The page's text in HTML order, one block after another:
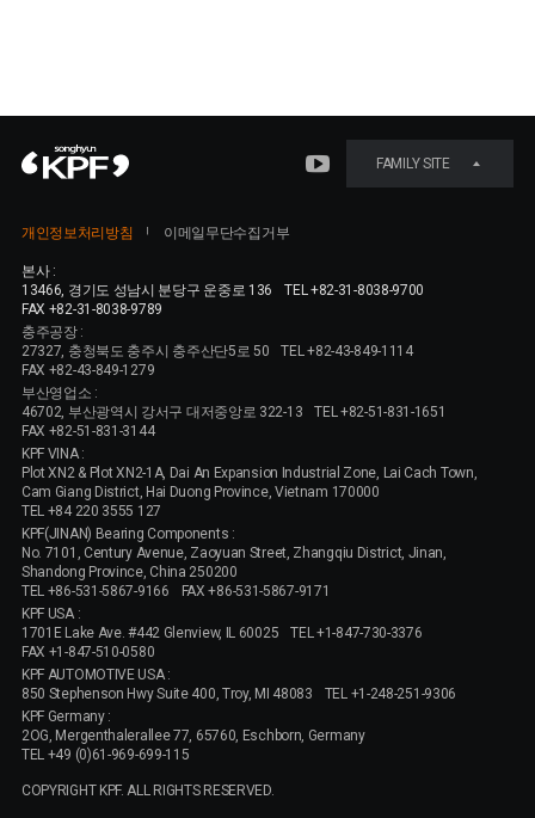
개인정보처리방침 이메일무단수집거부
본사 :
13466, 경기도 성남시 분당구 운중로 136
TEL +82-31-8038-9700
FAX +82-31-8038-9789
충주공장 :
27327, 충청북도 충주시 충주산단5로 50
TEL +82-43-849-1114
FAX +82-43-849-1279
부산영업소 :
46702, 부산광역시 강서구 대저중앙로 322-13
TEL +82-51-831-1651
FAX +82-51-831-3144
KPF VINA :
Plot XN2 & Plot XN2-1A, Dai An Expansion Industrial Zone, Lai Cach Town,
Cam Giang District, Hai Duong Province, Vietnam 170000
TEL +84 220 3555 127
KPF(JINAN) Bearing Components :
No. 7101, Century Avenue, Zaoyuan Street, Zhangqiu District, Jinan,
Shandong Province, China 250200
TEL +86-531-5867-9166
FAX +86-531-5867-9171
KPF USA :
1701E Lake Ave. #442 Glenview, IL 60025
TEL +1-847-730-3376
FAX +1-847-510-0580
KPF AUTOMOTIVE USA :
850 Stephenson Hwy Suite 400, Troy, MI 48083
TEL +1-248-251-9306
KPF Germany :
2OG, Mergenthalerallee 77, 65760, Eschborn, Germany
TEL +49 (0)61-969-699-115
COPYRIGHT KPF. ALL RIGHTS RESERVED.
FAMILY SITE